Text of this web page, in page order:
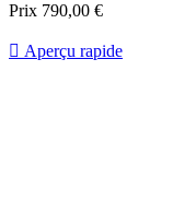
Prix 790,00 €
 Aperçu rapide